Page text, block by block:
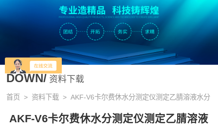
DOWN/ 资料下载
首页 > 资料下载 > AKF-V6卡尔费休水分测定仪测定乙腈溶液水分
AKF-V6卡尔费休水分测定仪测定乙腈溶液